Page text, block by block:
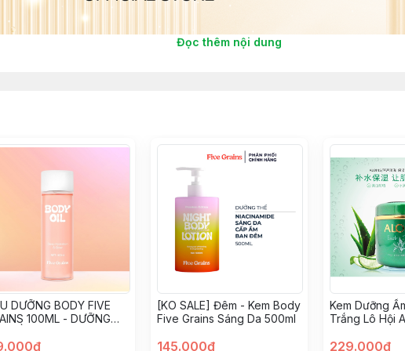
Đọc thêm nội dung
DƯỠNG BODY FIVE
100ML - DƯỠNG
[KO SALE] Đêm - Kem Body
Five Grains Sáng Da 500ml
145.000đ
Kem Dưỡng
Trắng Lô Hội
229.000đ